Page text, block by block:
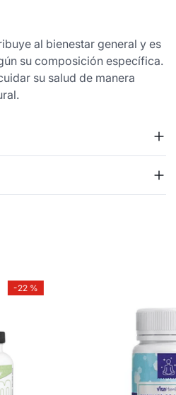
al bienestar general y es
su composición específica.
su salud de manera
-22 %